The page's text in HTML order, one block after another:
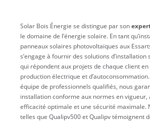
Solar Bois Énergie se distingue par son
le domaine de l’énergie solaire. En tant
panneaux solaires photovoltaïques aux
s’engage à fournir des solutions
qui répondent aux projets de chaque client
production électrique et
équipe de professionnels qualifiés, nous
installation conforme aux normes en vigueur,
efficacité optimale et une sécurité maximale.
telles que Qualipv500 et Qualipv témoignent